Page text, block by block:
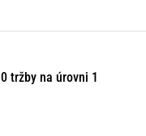
tržby na úrovni 1